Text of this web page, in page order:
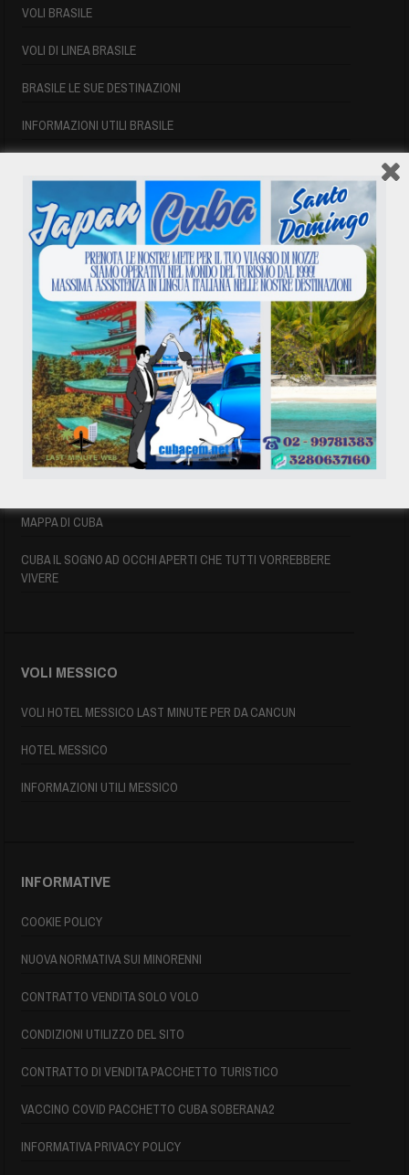
VOLI BRASILE
VOLI DI LINEA BRASILE
BRASILE LE SUE DESTINAZIONI
INFORMAZIONI UTILI BRASILE
VOLI CUBA
VOLI CUBA
VOLI CUBA LAST MINUTE
VOLI DI LINEA CUBA
AFFITTO CASE A PLAYA DEL ESTE
ASSICURAZIONE E VISTO CUBA
MAPPA DI CUBA
CUBA IL SOGNO AD OCCHI APERTI CHE TUTTI VORREBBERE
VIVERE
VOLI MESSICO
VOLI HOTEL MESSICO LAST MINUTE PER DA CANCUN
HOTEL MESSICO
INFORMAZIONI UTILI MESSICO
INFORMATIVE
COOKIE POLICY
NUOVA NORMATIVA SUI MINORENNI
CONTRATTO VENDITA SOLO VOLO
CONDIZIONI UTILIZZO DEL SITO
CONTRATTO DI VENDITA PACCHETTO TURISTICO
VACCINO COVID PACCHETTO CUBA SOBERANA2
INFORMATIVA PRIVACY POLICY